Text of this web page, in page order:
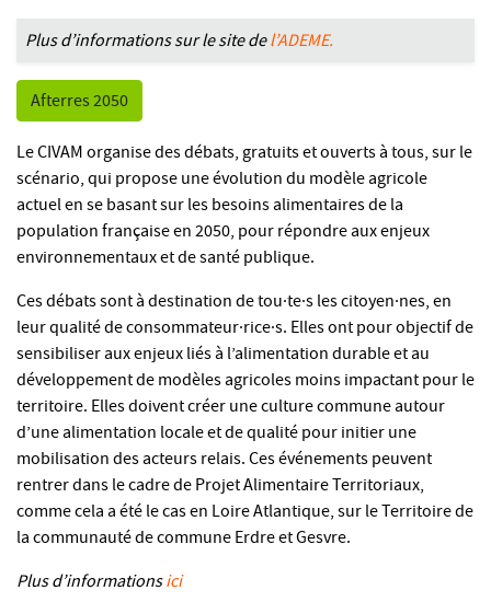
Plus d’informations sur le site del’ADEME.
Afterres 2050
Le CIVAM organise des débats, gratuits et ouverts à tous, sur le
scénario, qui propose une évolution du modèle agricole
actuel en se basant sur les besoins alimentaires de la
population française en 2050, pour répondre aux enjeux
environnementaux et de santé publique.
Ces débats sont à destination de tou·te·s les citoyen·nes, en
leur qualité de consommateur·rice·s. Elles ont pour objectif de
sensibiliser aux enjeux liés à l’alimentation durable et au
développement de modèles agricoles moins impactant pour le
territoire. Elles doivent créer une culture commune autour
d’une alimentation locale et de qualité pour initier une
mobilisation des acteurs relais. Ces événements peuvent
rentrer dans le cadre de Projet Alimentaire Territoriaux,
comme cela a été le cas en Loire Atlantique, sur le Territoire de
la communauté de commune Erdre et Gesvre.
Plus d’informationsici